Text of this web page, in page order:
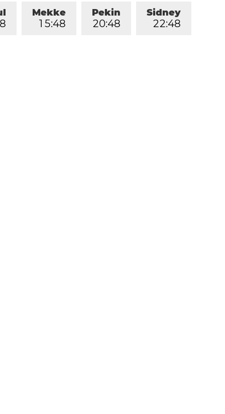
Sidney
22:48
Pekin
20:48
Mekke
1 5:48